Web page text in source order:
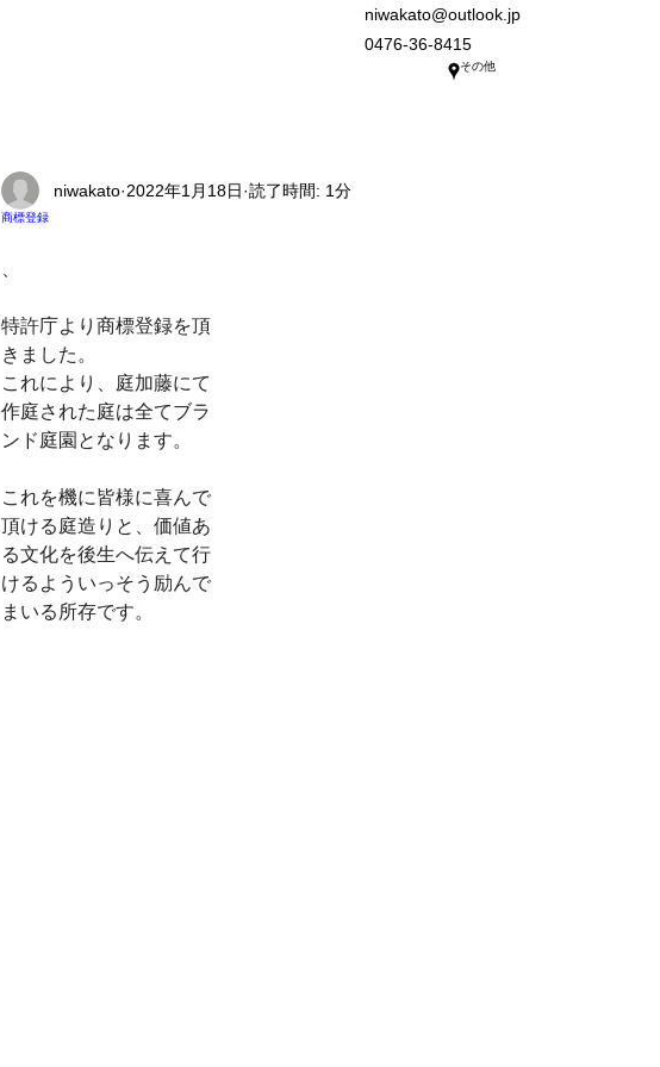
niwakato@outlook.jp
0476-36-8415
その他
商標登録
niwakato 2022年1月18日 読了時間: 1分
特許庁より商標登録を頂
きました。
これにより、庭加藤にて
作庭された庭は全てブラ
ンド庭園となります。
これを機に皆様に喜んで
頂ける庭造りと、価値あ
る文化を後生へ伝えて行
けるよういっそう励んで
まいる所存です。